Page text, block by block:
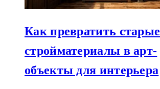
Как превратить старые
стройматериалы в арт-
объекты для интерьера